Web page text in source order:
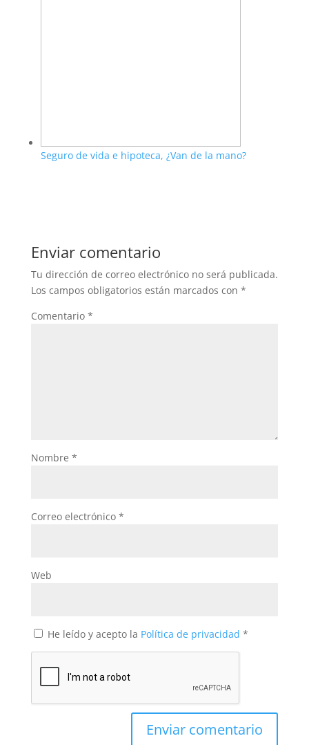
Seguro de vida e hipoteca, ¿Van de la mano?
Enviar comentario
Tu dirección de correo electrónico no será publicada.
Los campos obligatorios están marcados con *
Comentario *
Nombre *
Correo electrónico *
Web
He leído y acepto la Política de privacidad *